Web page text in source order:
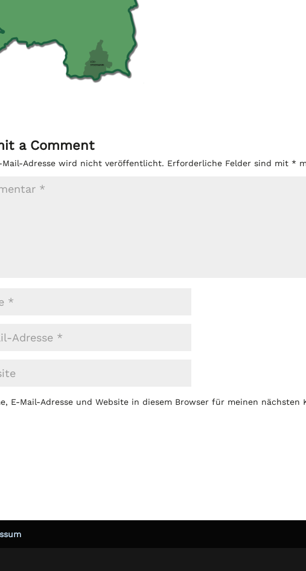
a Comment
Mail-Adresse wird nicht veröffentlicht. Erforderliche Felder sind mit *
E-Mail-Adresse und Website in diesem Browser für meinen nächsten